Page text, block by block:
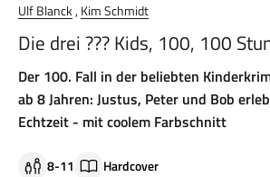
Ulf Blanck,Kim Schmidt
Die drei ??? Kids, 100, 100
Der 100. Fall in der beliebten
ab 8 Jahren: Justus, Peter und Bob
Echtzeit - mit coolem Farbschnitt
8-11 Hardcover